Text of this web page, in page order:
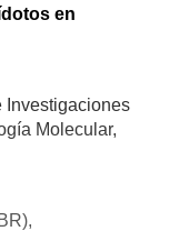
en
Investigaciones
Molecular,